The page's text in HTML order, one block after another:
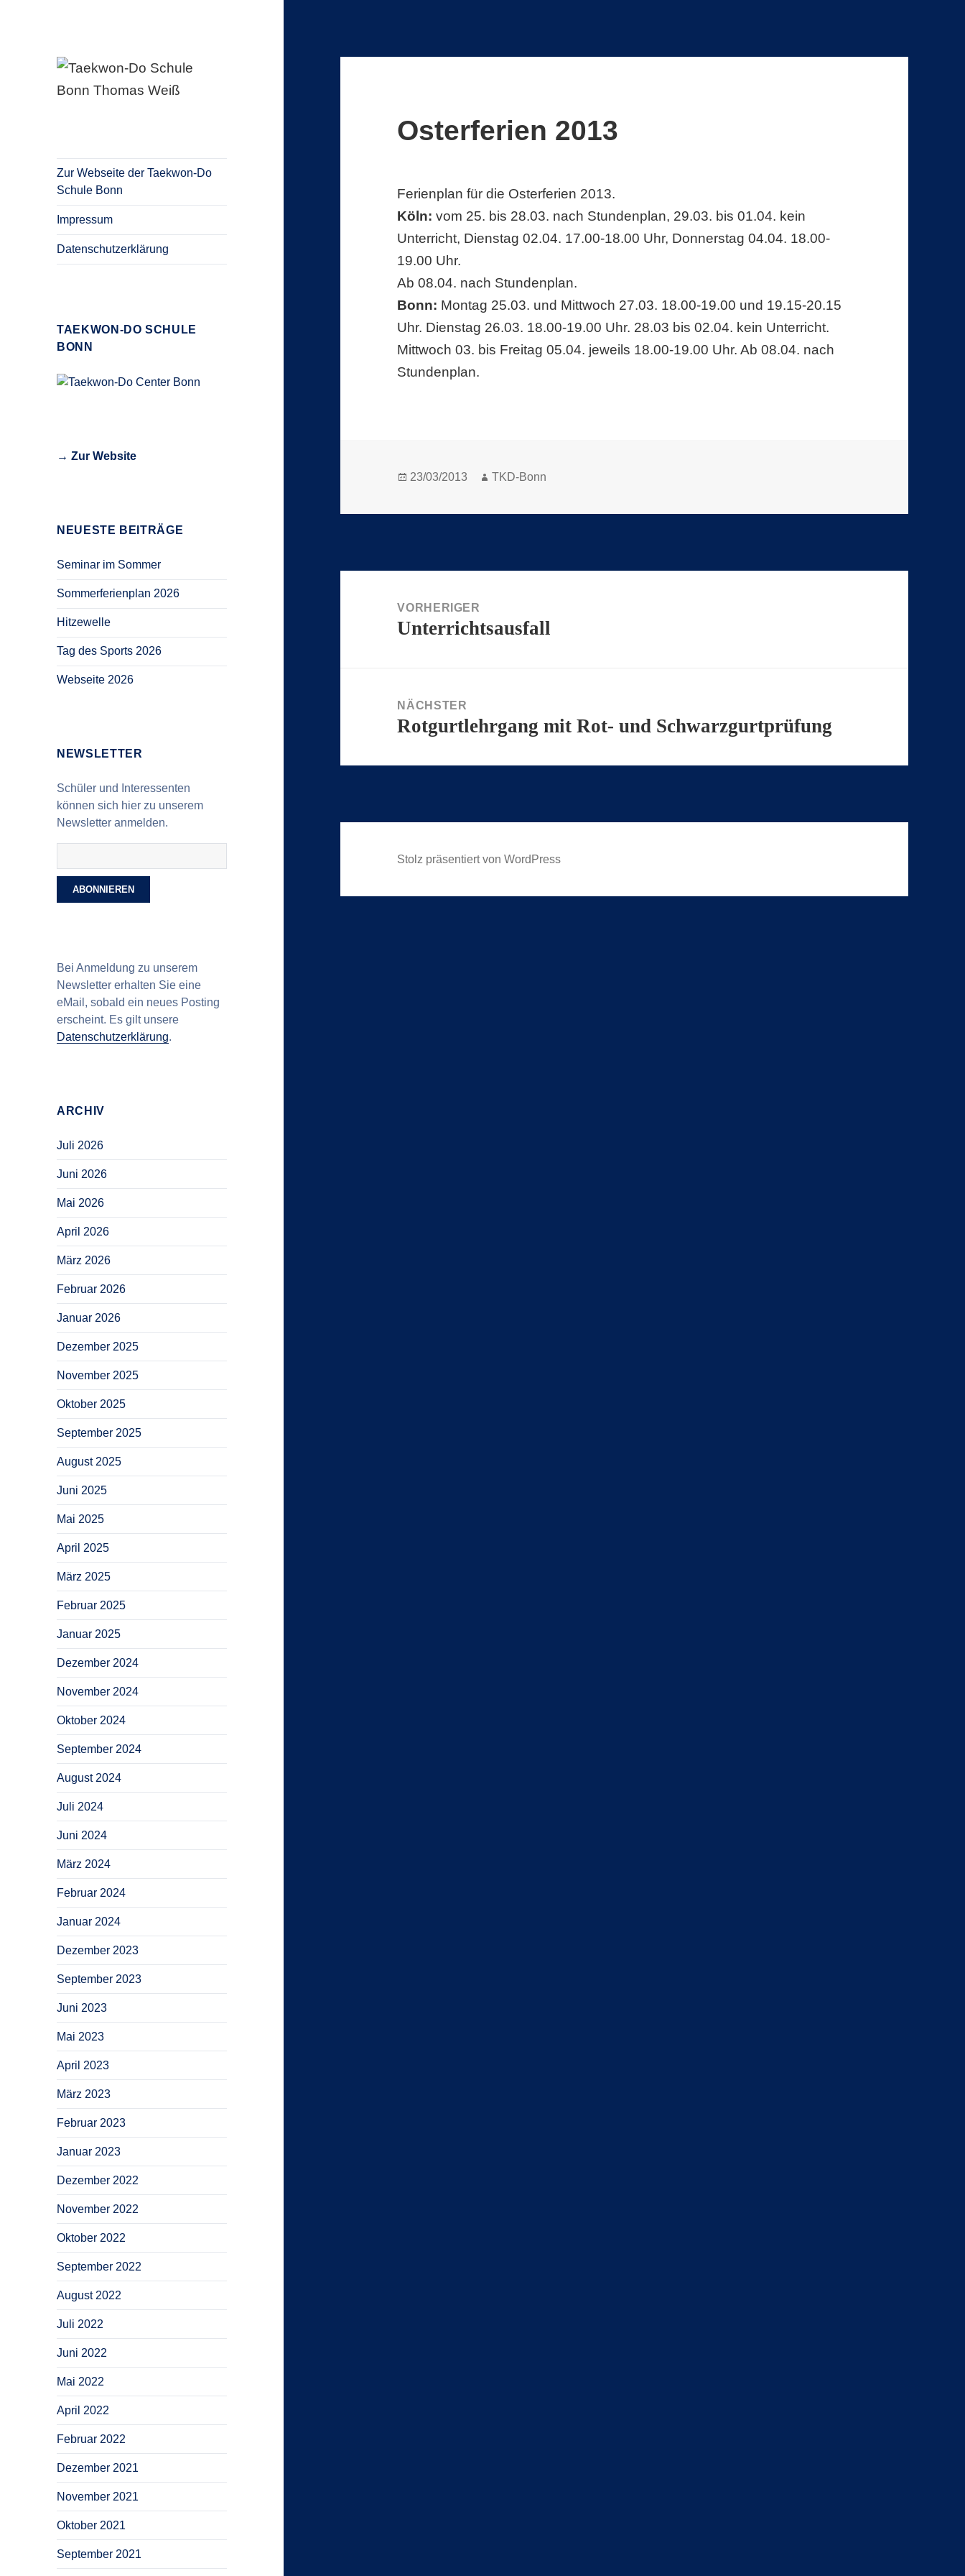
Thomas Weiß
Zur Webseite der Taekwon-Do
Schule Bonn
Impressum
Datenschutzerklärung
TAEKWON-DO SCHULE
BONN
→ Zur Website
NEUESTE BEITRÄGE
Seminar im Sommer
Sommerferienplan 2026
Hitzewelle
Tag des Sports 2026
Webseite 2026
NEWSLETTER
Schüler und Interessenten
können sich hier zu unserem
Newsletter anmelden.
Bei Anmeldung zu unserem
Newsletter erhalten Sie eine
eMail, sobald ein neues Posting
erscheint. Es gilt unsere
Datenschutzerklärung.
ARCHIV
Juli 2026
Juni 2026
Mai 2026
April 2026
März 2026
Februar 2026
Januar 2026
Dezember 2025
November 2025
Oktober 2025
September 2025
August 2025
Juni 2025
Mai 2025
April 2025
März 2025
Februar 2025
Januar 2025
Dezember 2024
November 2024
Oktober 2024
September 2024
August 2024
Juli 2024
Juni 2024
März 2024
Februar 2024
Januar 2024
Dezember 2023
September 2023
Juni 2023
Mai 2023
April 2023
März 2023
Februar 2023
Januar 2023
Dezember 2022
November 2022
Oktober 2022
September 2022
August 2022
Juli 2022
Juni 2022
Mai 2022
April 2022
Februar 2022
Dezember 2021
November 2021
Oktober 2021
September 2021
Osterferien 2013
Ferienplan für die Osterferien 2013.
Köln: vom 25. bis 28.03. nach Stundenplan, 29.03. bis 01.04. kein
Unterricht, Dienstag 02.04. 17.00-18.00 Uhr, Donnerstag 04.04. 18.00-
19.00 Uhr.
Ab 08.04. nach Stundenplan.
Bonn: Montag 25.03. und Mittwoch 27.03. 18.00-19.00 und 19.15-20.15
Uhr. Dienstag 26.03. 18.00-19.00 Uhr. 28.03 bis 02.04. kein Unterricht.
Mittwoch 03. bis Freitag 05.04. jeweils 18.00-19.00 Uhr. Ab 08.04. nach
Stundenplan.
Veröffentlicht
23/03/2013 Autor
TKD-Bonn
VORHERIGER
Vorheriger
Unterrichtsausfall
NÄCHSTER
Nächster
Rotgurtlehrgang mit Rot- und Schwarzgurtprüfung
Stolz präsentiert von WordPress